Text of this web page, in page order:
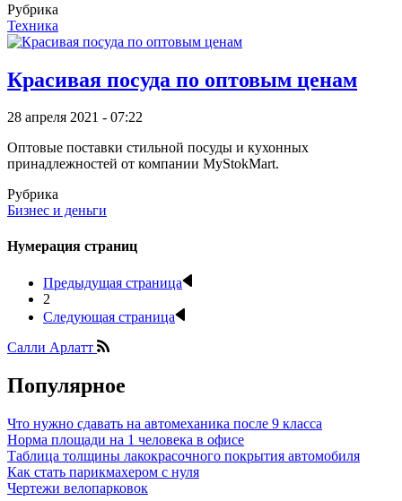
Рубрика
Техника
Красивая посуда по оптовым ценам
28 апреля 2021 - 07:22
Оптовые поставки стильной посуды и кухонных
принадлежностей от компании MyStokMart.
Рубрика
Бизнес и деньги
Нумерация страниц
Предыдущая страница
2
Следующая страница
Салли Арлатт
Популярное
Что нужно сдавать на автомеханика после 9 класса
Норма площади на 1 человека в офисе
Таблица толщины лакокрасочного покрытия автомобиля
Как стать парикмахером с нуля
Чертежи велопарковок